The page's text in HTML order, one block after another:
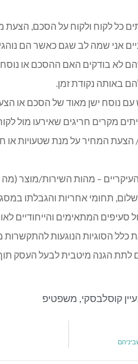
כל לקוח ולקוח על הסכם, הצעת
אני שמה לב שגם כאשר הם
שהם לא בודקים האם ההסכם או
באותה נקודת זמן.
נוסח ישן מאוד של הסכם או הצעת
מקרים חריגים שאירעו מול
המחיר על מנת שטעויות או
– מהות השירות/מוצר (מה
תחומי אחריות והגבלתו
המתאימים והייחודיים
הסוגיות הנוגעות להתקשרות
לתת הגנה מיטבית לבעל העסק תוך
קוסלבסקי, משפטיפ